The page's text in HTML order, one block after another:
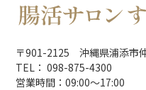
〒901-2125 沖縄県浦添市
TEL： 098-875-4300
営業時間：09:00～17:00